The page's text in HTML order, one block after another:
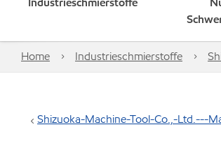
Home Industrieschmierstoffe
Shizuoka-Machine-Tool-Co.,-Ltd.---